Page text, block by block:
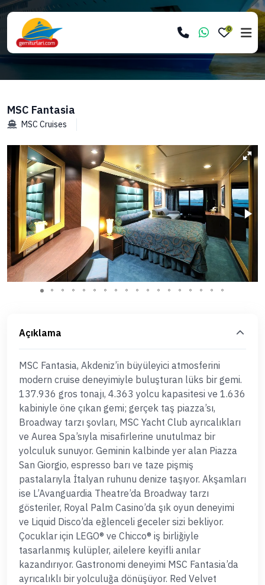
0
MSC Fantasia
MSC Cruises
Açıklama
MSC Fantasia, Akdeniz’in büyüleyici atmosferini
modern cruise deneyimiyle buluşturan lüks bir gemi.
137.936 gros tonajı, 4.363 yolcu kapasitesi ve 1.636
kabiniyle öne çıkan gemi; gerçek taş piazza’sı,
Broadway tarzı şovları, MSC Yacht Club ayrıcalıkları
ve Aurea Spa’sıyla misafirlerine unutulmaz bir
yolculuk sunuyor. Geminin kalbinde yer alan Piazza
San Giorgio, espresso barı ve taze pişmiş
pastalarıyla İtalyan ruhunu denize taşıyor. Akşamları
ise L’Avanguardia Theatre’da Broadway tarzı
gösteriler, Royal Palm Casino’da şık oyun deneyimi
ve Liquid Disco’da eğlenceli geceler sizi bekliyor.
Çocuklar için LEGO® ve Chicco® iş birliğiyle
tasarlanmış kulüpler, ailelere keyifli anılar
kazandırıyor. Gastronomi deneyimi MSC Fantasia’da
ayrıcalıklı bir yolculuğa dönüşüyor. Red Velvet